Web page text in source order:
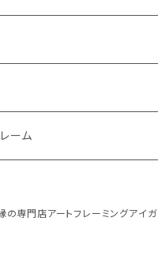
）
）
）
ミリ）
ミリ）
ミリ）
ミリ）
リ）
リ）
ーム
専門店アートフレーミングアイガ